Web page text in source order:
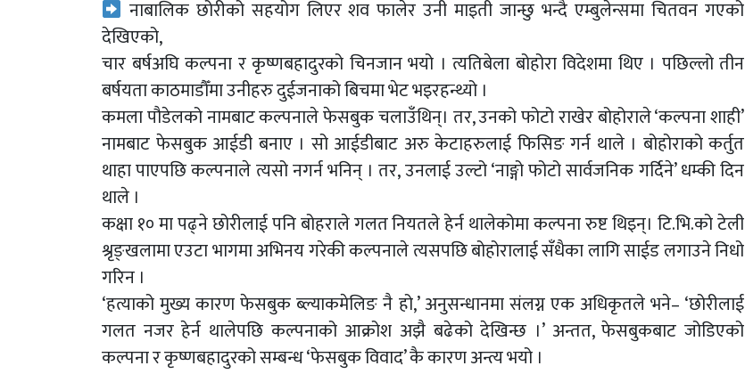
नाबालिक छोरीको सहयोग लिएर शव फालेर उनी माइती जान्छु भन्दै एम्बुलेन्समा चितवन गएको
देखिएको,
चार बर्षअघि कल्पना र कृष्णबहादुरको चिनजान भयो । त्यतिबेला बोहोरा विदेशमा थिए । पछिल्लो तीन
बर्षयता काठमाडौँमा उनीहरु दुईजनाको बिचमा भेट भइरहन्थ्यो ।
कमला पौडेलको नामबाट कल्पनाले फेसबुक चलाउँथिन्। तर, उनको फोटो राखेर बोहोराले ‘कल्पना शाही’
नामबाट फेसबुक आईडी बनाए । सो आईडीबाट अरु केटाहरुलाई फिसिङ गर्न थाले । बोहोराको कर्तुत
थाहा पाएपछि कल्पनाले त्यसो नगर्न भनिन् । तर, उनलाई उल्टो ‘नाङ्गो फोटो सार्वजनिक गर्दिने’ धम्की दिन
थाले ।
कक्षा १० मा पढ्ने छोरीलाई पनि बोहराले गलत नियतले हेर्न थालेकोमा कल्पना रुष्ट थिइन्। टि.भि.को टेली
श्रृङ्खलामा एउटा भागमा अभिनय गरेकी कल्पनाले त्यसपछि बोहोरालाई सँधैका लागि साईड लगाउने निधो
गरिन ।
‘हत्याको मुख्य कारण फेसबुक ब्ल्याकमेलिङ नै हो,’ अनुसन्धानमा संलग्न एक अधिकृतले भने– ‘छोरीलाई
गलत नजर हेर्न थालेपछि कल्पनाको आक्रोश अझै बढेको देखिन्छ ।’ अन्तत, फेसबुकबाट जोडिएको
कल्पना र कृष्णबहादुरको सम्बन्ध ‘फेसबुक विवाद’ कै कारण अन्त्य भयो ।